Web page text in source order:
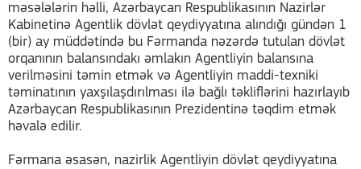
məsələlərin həlli, Azərbaycan Respublikasının Nazirlər
Kabinetinə Agentlik dövlət qeydiyyatına alındığı gündən 1
(bir) ay müddətində bu Fərmanda nəzərdə tutulan dövlət
orqanının balansındakı əmlakın Agentliyin balansına
verilməsini təmin etmək və Agentliyin maddi-texniki
təminatının yaxşılaşdırılması ilə bağlı təkliflərini hazırlayıb
Azərbaycan Respublikasının Prezidentinə təqdim etmək
həvalə edilir.
Fərmana əsasən, nazirlik Agentliyin dövlət qeydiyyatına